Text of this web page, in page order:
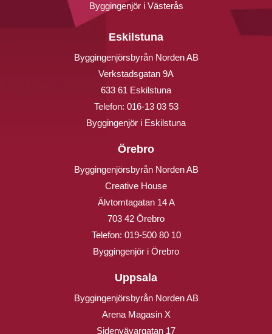
Byggingenjör i Västerås
Eskilstuna
Byggingenjörsbyrån Norden AB
Verkstadsgatan 9A
633 61 Eskilstuna
Telefon: 016-13 03 53
Byggingenjör i Eskilstuna
Örebro
Byggingenjörsbyrån Norden AB
Creative House
Älvtomtagatan 14 A
703 42 Örebro
Telefon: 019-500 80 10
Byggingenjör i Örebro
Uppsala
Byggingenjörsbyrån Norden AB
Arena Magasin X
Sidenvävargatan 17